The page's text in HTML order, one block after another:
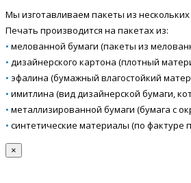
Мы изготавливаем пакеты из
Печать производится на пакетах из:
• мелованной бумаги (пакеты из
• дизайнерского картона (плотный
• эфалина (бумажный влагостойкий
• имитлина (вид дизайнерской бумаги,
• металлизированной бумаги (бумага с
• синтетические материалы (по
×